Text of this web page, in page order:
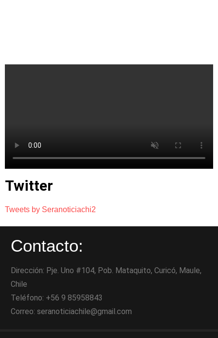
Twitter
Tweets by Seranoticiachi2
Contacto:
Dirección: Pje. Uno #104, Pob. Mataquito, Curicó, Maule,
Chile
Teléfono: +56 9 85958843
Correo: seranoticiachile@gmail.com